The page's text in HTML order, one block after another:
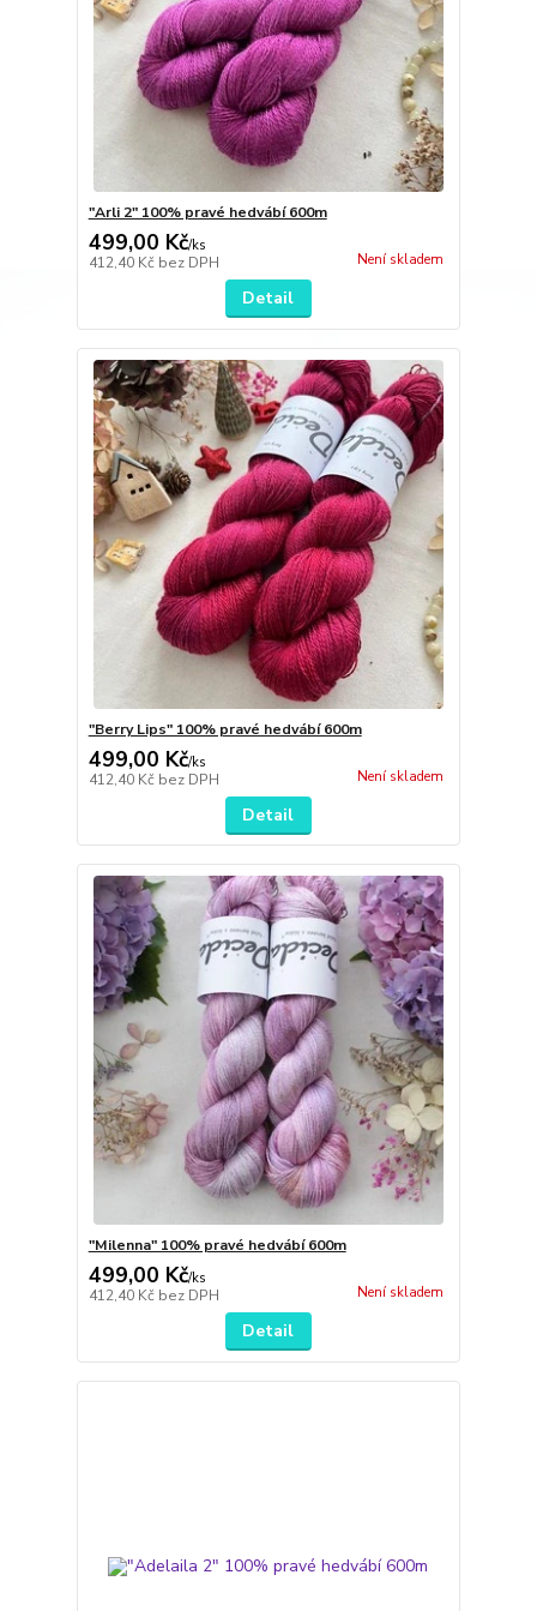
"Arli 2" 100% pravé hedvábí 600m
499,00 Kč/ks
412,40 Kč bez DPH Není skladem
Detail
"Berry Lips" 100% pravé hedvábí 600m
499,00 Kč/ks
412,40 Kč bez DPH Není skladem
Detail
"Milenna" 100% pravé hedvábí 600m
499,00 Kč/ks
412,40 Kč bez DPH Není skladem
Detail